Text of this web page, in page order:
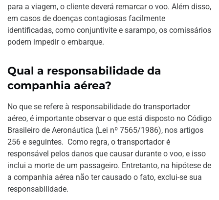
para a viagem, o cliente deverá remarcar o voo. Além disso,
em casos de doenças contagiosas facilmente
identificadas, como conjuntivite e sarampo, os comissários
podem impedir o embarque.
Qual a responsabilidade da
companhia aérea?
No que se refere à responsabilidade do transportador
aéreo, é importante observar o que está disposto no Código
Brasileiro de Aeronáutica (Lei nº 7565/1986), nos artigos
256 e seguintes. Como regra, o transportador é
responsável pelos danos que causar durante o voo, e isso
inclui a morte de um passageiro. Entretanto, na hipótese de
a companhia aérea não ter causado o fato, exclui-se sua
responsabilidade.